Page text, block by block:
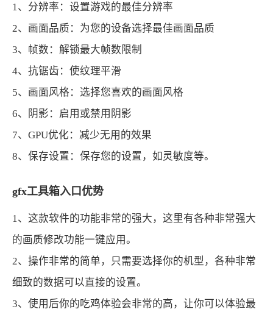
1、分辨率：设置游戏的最佳分辨率
2、画面品质：为您的设备选择最佳画面品质
3、帧数：解锁最大帧数限制
4、抗锯齿：使纹理平滑
5、画面风格：选择您喜欢的画面风格
6、阴影：启用或禁用阴影
7、GPU优化：减少无用的效果
8、保存设置：保存您的设置，如灵敏度等。
gfx工具箱入口优势
1、这款软件的功能非常的强大，这里有各种非常强大
的画质修改功能一键应用。
2、操作非常的简单，只需要选择你的机型，各种非常
细致的数据可以直接的设置。
3、使用后你的吃鸡体验会非常的高，让你可以体验最